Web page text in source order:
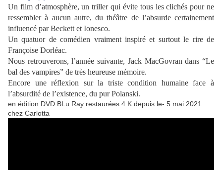
Un film d’atmosphère, un triller qui évite tous les clichés pour ne
ressembler à aucun autre, du théâtre de l’absurde certainement
influencé par Beckett et Ionesco.
Un quatuor de comédien vraiment inspiré et surtout le rire de
Françoise Dorléac.
Nous retrouverons, l’année suivante, Jack MacGovran dans “Le
bal des vampires” de très heureuse mémoire.
Encore une réflexion sur la triste condition humaine face à
l’absurdité de l’existence, du pur Polanski.
en édition DVD BLu Ray restaurées 4 K depuis le- 5 mai 2021
chez Carlotta